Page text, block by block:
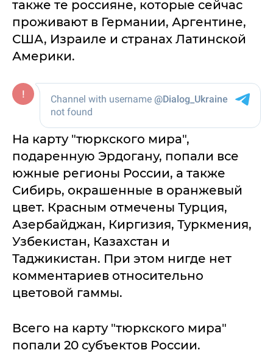
также те россияне, которые сейчас
проживают в Германии, Аргентине,
США, Израиле и странах Латинской
Америки.
На карту "тюркского мира",
подаренную Эрдогану, попали все
южные регионы России, а также
Сибирь, окрашенные в оранжевый
цвет. Красным отмечены Турция,
Азербайджан, Киргизия, Туркмения,
Узбекистан, Казахстан и
Таджикистан. При этом нигде нет
комментариев относительно
цветовой гаммы.
Всего на карту "тюркского мира"
попали 20 субъектов России.